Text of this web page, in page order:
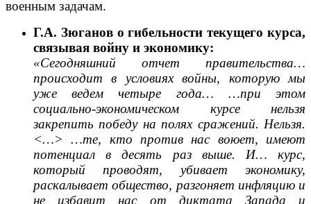
военным задачам.
Г.А. Зюганов о гибельности текущего курса,
связывая войну и экономику:
«Сегодняшний отчет правительства…
происходит в условиях войны, которую мы
уже ведем четыре года… …при этом
социально-экономическом курсе нельзя
закрепить победу на полях сражений. Нельзя.
<…> …те, кто против нас воюет, имеют
потенциал в десять раз выше. И… курс,
который проводят, убивает экономику,
раскалывает общество, разгоняет инфляцию и
не избавит нас от диктата Запада и